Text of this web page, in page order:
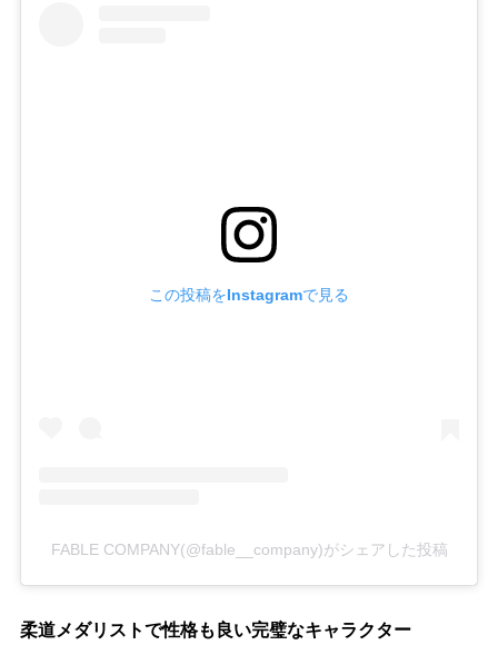
この投稿をInstagramで見る
FABLE COMPANY(@fable__company)がシェアした投稿
柔道メダリストで性格も良い完璧なキャラクター